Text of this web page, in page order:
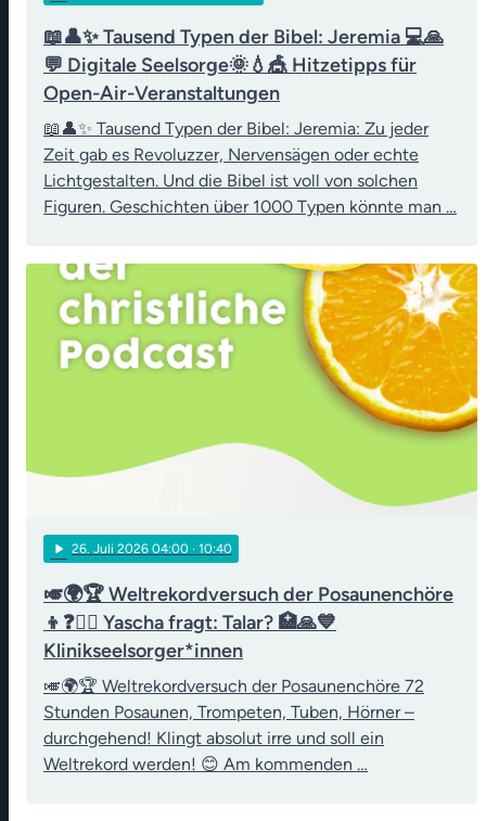
📖👤✨ Tausend Typen der Bibel: Jeremia 💻🙏
💬 Digitale Seelsorge🌞💧🎪 Hitzetipps für
Open-Air-Veranstaltungen
📖👤✨ Tausend Typen der Bibel: Jeremia: Zu jeder
Zeit gab es Revoluzzer, Nervensägen oder echte
Lichtgestalten. Und die Bibel ist voll von solchen
Figuren. Geschichten über 1000 Typen könnte man …
play_arrow 26. Juli 2026 04:00 · 10:40
🎺🌍🏆 Weltrekordversuch der Posaunenchöre
👦❓👨‍⚖️ Yascha fragt: Talar? 🏥🙏💙
Klinikseelsorger*innen
🎺🌍🏆 Weltrekordversuch der Posaunenchöre 72
Stunden Posaunen, Trompeten, Tuben, Hörner –
durchgehend! Klingt absolut irre und soll ein
Weltrekord werden! 😊 Am kommenden …